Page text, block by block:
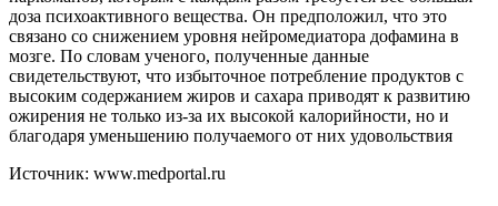
доза психоактивного вещества. Он предположил, что это
связано со снижением уровня нейромедиатора дофамина в
мозге. По словам ученого, полученные данные
свидетельствуют, что избыточное потребление продуктов с
высоким содержанием жиров и сахара приводят к развитию
ожирения не только из-за их высокой калорийности, но и
благодаря уменьшению получаемого от них удовольствия
Источник: www.medportal.ru